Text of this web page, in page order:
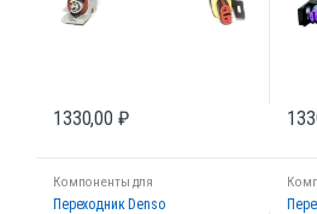
1330,00 ₽
Компоненты для
диагностических стендов
Переходник Denso